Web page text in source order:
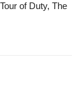
of Duty, The